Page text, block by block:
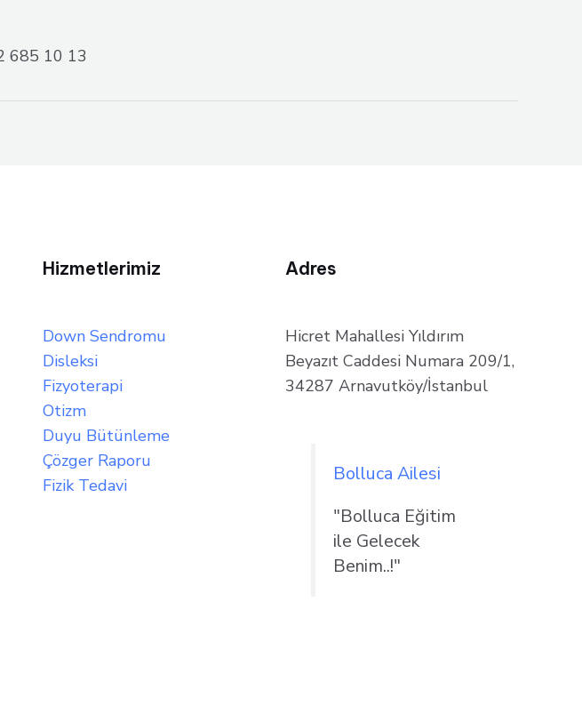
685 10 13
Hizmetlerimiz
Down Sendromu
Disleksi
Fizyoterapi
Otizm
Duyu Bütünleme
Çözger Raporu
Fizik Tedavi
Adres
Hicret Mahallesi Yıldırım
Beyazıt Caddesi Numara 209/1,
34287 Arnavutköy/İstanbul
Bolluca Ailesi
"Bolluca Eğitim
ile Gelecek
Benim..!"